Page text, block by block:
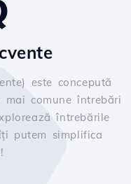
este concepută
comune întrebări
întrebările
putem simplifica